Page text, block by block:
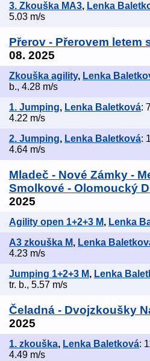
3. Zkouška MA3, Lenka
5.03 m/s
Přerov - Přerovem letem
08. 2025
Zkouška agility, Lenka
b., 4.28 m/s
1. Jumping, Lenka Baletková:
4.22 m/s
2. Jumping, Lenka Baletková:
4.64 m/s
Mladeč - Nové Zámky -
Smolkové - Olomoucký
2025
Agility open 1+2+3 M, Lenka
A3 zkouška M, Lenka
4.23 m/s
Jumping 1+2+3 M, Lenka
tr. b., 5.57 m/s
Čeladná - Dvojzkoušky
2025
1. zkouška, Lenka Baletková:
4.49 m/s